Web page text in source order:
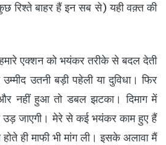
बाहर हैं इन सब से) यही वक़्त की
एक्शन को भयंकर तरीके से बदल देती
उतनी बड़ी पहेली या दुविधा। फिर
नहीं हुआ तो डबल झटका। दिमाग में
उड़ जाएगी। मेरे से कई भयंकर काम हुए हैं
ही माफी भी मांग ली। इसके अलावा मैं